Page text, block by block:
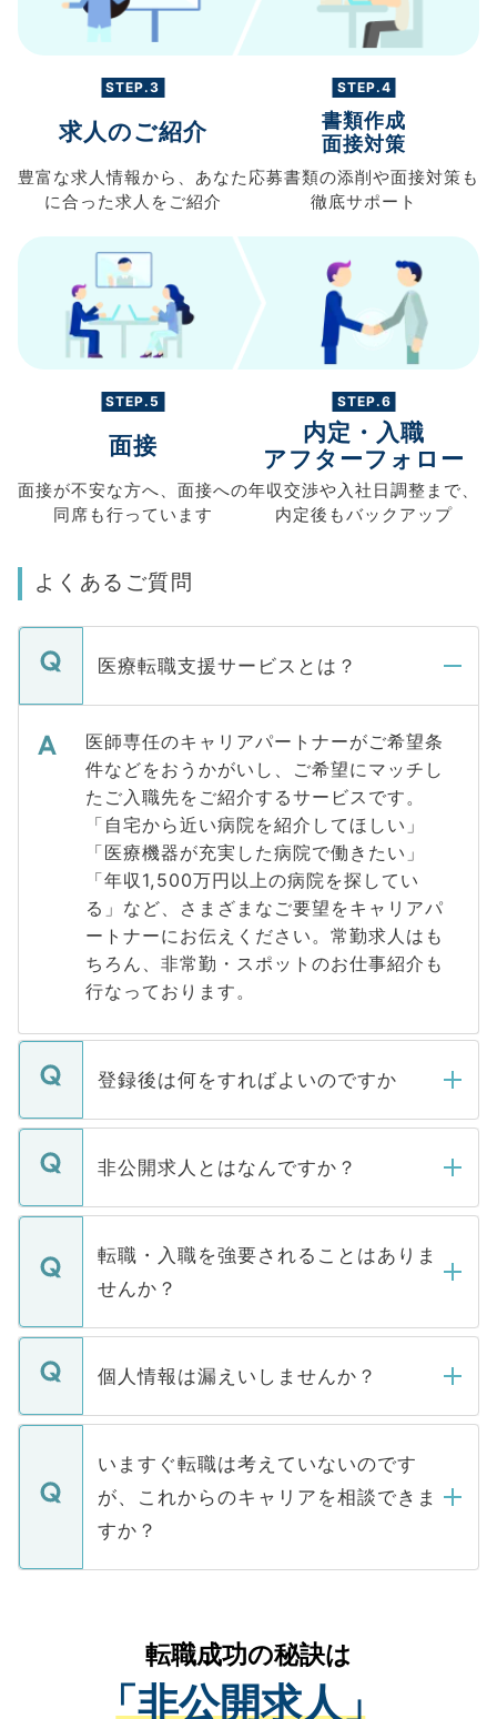
STEP.3
求人のご紹介
豊富な求人情報から、 あなた
に合った求人を ご紹介
STEP.4
書類作成
面接対策
応募書類の添削や面接対策も
徹底サポート
STEP.5
面接
面接が不安な方へ、 面接への
同席も行っています
STEP.6
内定・入職
アフターフォロー
年収交渉や入社日調整まで、
内定後もバックアップ
よくあるご質問
医療転職支援サービスとは？
医師専任のキャリアパートナーがご希望条
件などをおうかがいし、ご希望にマッチし
たご入職先をご紹介するサービスです。
「自宅から近い病院を紹介してほしい」
「医療機器が充実した病院で働きたい」
「年収1,500万円以上の病院を探してい
る」など、さまざまなご要望をキャリアパ
ートナーにお伝えください。常勤求人はも
ちろん、非常勤・スポットのお仕事紹介も
行なっております。
登録後は何をすればよいのですか
ご登録いただきましたら、弊社担当者がご
登録内容を確認し、その後メールもしくは
ます。通常、5営業日以内にはご連絡をせて
いただきますので、しばらくお待ちくださ
非公開求人とはなんですか？
マイナビDOCTORで取り扱っている求人の
うち約3割は、Webサイトからご覧いただ
けない「非公開求人」です。非公開求人は
下記の理由によって、一般には公開してい
ません。
■応募殺到を避けるため 人気のある医療機
関を公にしてしまうと、応募が殺到する場
に、医療機関が求める条件に合った人材の
みを人材紹介会社に依頼するケースが増え
ています。
転職・入職を強要されることはありま
せんか？
転職・入職を強要することは一切ありませ
ん。また、仮に応募先から内定をいただい
定を承諾する必要はありません。内定先へ
の辞退の連絡はキャリアパートナーが行い
個人情報は漏えいしませんか？
個人情報が漏えいすることはありませんの
で、ご安心ください。当サイトからの登録
などで収集したご登録者様の個人情報は、
ご本人のキャリアアップおよび転職活動の
支援を目的に使用いたします。お預かりし
ているすべての個人データはご本人の許可
は、個人情報の取り扱いについての厳密な
管理基準を満たした事業者のみに付与され
る、プライバシーマークを取得済みです。
いますぐ転職は考えていないのです
が、これからのキャリアを相談できま
すか？
かがいして、現在の医療機関の状況や紹介
経験をまじえながら、適切なアドバイスを
させていただきます。すぐにご転職をされ
転職成功の秘訣は
「非公開求人」